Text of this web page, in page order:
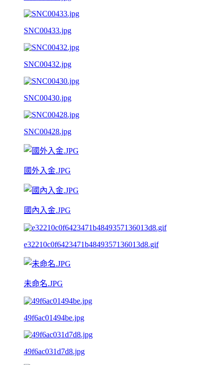
SNC00433.jpg
SNC00432.jpg
SNC00430.jpg
SNC00428.jpg
國外入金.JPG
國內入金.JPG
e32210c0f6423471b4849357136013d8.gif
未命名.JPG
49f6ac01494be.jpg
49f6ac031d7d8.jpg